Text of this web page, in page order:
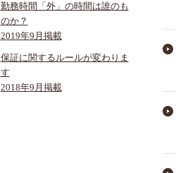
勤務時間「外」の時間は誰のも
のか？
2019年9月掲載
保証に関するルールが変わりま
す
2018年9月掲載